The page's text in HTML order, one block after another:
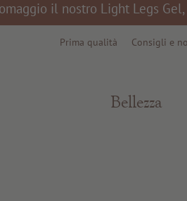
il nostro Light Legs
Prima qualità Consigli e
Bellezza